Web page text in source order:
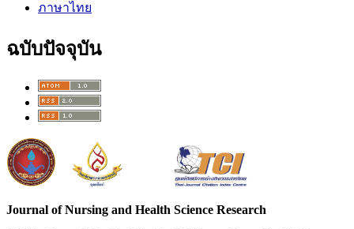
ภาษาไทย
ฉบับปัจจุบัน
Journal of Nursing and Health Science Research